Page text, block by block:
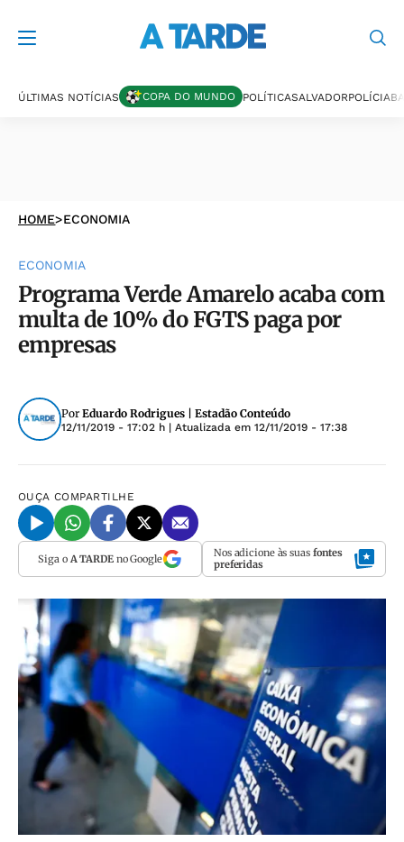
ÚLTIMAS NOTÍCIAS COPA DO MUNDO POLÍTICASALVADORPOLÍCIA
HOME>ECONOMIA
ECONOMIA
Programa Verde Amarelo acaba com
multa de 10% do FGTS paga por
empresas
Por Eduardo Rodrigues | Estadão Conteúdo
12/11/2019 - 17:02 h | Atualizada em 12/11/2019 - 17:38
OUÇA COMPARTILHE
Siga o A TARDEno Google Nos adicione às suas fontes
preferidas